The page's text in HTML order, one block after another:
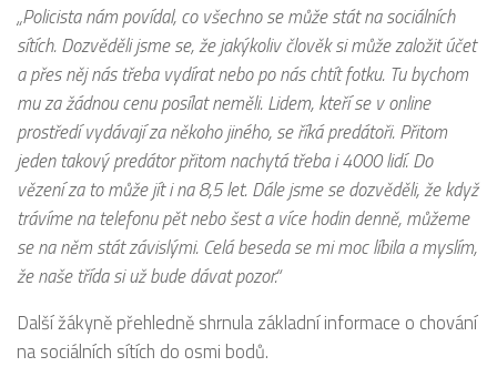
„Policista nám povídal, co všechno se může stát na sociálních
sítích. Dozvěděli jsme se, že jakýkoliv člověk si může založit účet
a přes něj nás třeba vydírat nebo po nás chtít fotku. Tu bychom
mu za žádnou cenu posílat neměli. Lidem, kteří se v online
prostředí vydávají za někoho jiného, se říká predátoři. Přitom
jeden takový predátor přitom nachytá třeba i 4000 lidí. Do
vězení za to může jít i na 8,5 let. Dále jsme se dozvěděli, že když
trávíme na telefonu pět nebo šest a více hodin denně, můžeme
se na něm stát závislými. Celá beseda se mi moc líbila a myslím,
že naše třída si už bude dávat pozor.“
Další žákyně přehledně shrnula základní informace o chování
na sociálních sítích do osmi bodů.